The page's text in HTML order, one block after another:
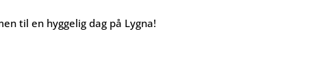
til en hyggelig dag på Lygna!